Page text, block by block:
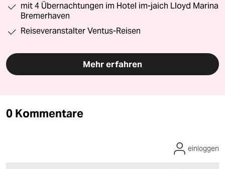
mit 4 Übernachtungen im Hotel im-jaich Lloyd Marina
Bremerhaven
Reiseveranstalter Ventus-Reisen
Mehr erfahren
0 Kommentare
einloggen